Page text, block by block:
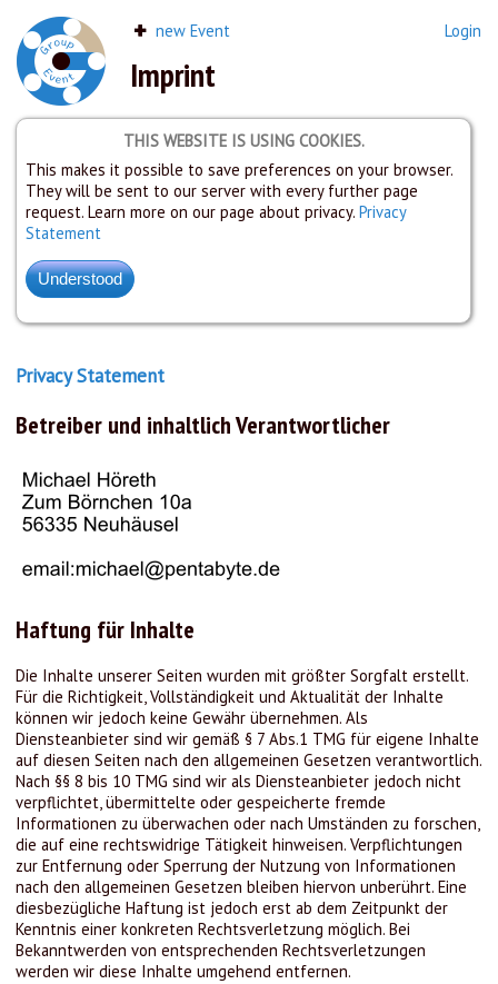
new Event Login
Imprint
THIS WEBSITE IS USING COOKIES.
This makes it possible to save preferences on your browser.
They will be sent to our server with every further page
request. Learn more on our page about privacy. Privacy
Statement
Privacy Statement
Betreiber und inhaltlich Verantwortlicher
Haftung für Inhalte
Die Inhalte unserer Seiten wurden mit größter Sorgfalt erstellt.
Für die Richtigkeit, Vollständigkeit und Aktualität der Inhalte
können wir jedoch keine Gewähr übernehmen. Als
Diensteanbieter sind wir gemäß § 7 Abs.1 TMG für eigene Inhalte
auf diesen Seiten nach den allgemeinen Gesetzen verantwortlich.
Nach §§ 8 bis 10 TMG sind wir als Diensteanbieter jedoch nicht
verpflichtet, übermittelte oder gespeicherte fremde
Informationen zu überwachen oder nach Umständen zu forschen,
die auf eine rechtswidrige Tätigkeit hinweisen. Verpflichtungen
zur Entfernung oder Sperrung der Nutzung von Informationen
nach den allgemeinen Gesetzen bleiben hiervon unberührt. Eine
diesbezügliche Haftung ist jedoch erst ab dem Zeitpunkt der
Kenntnis einer konkreten Rechtsverletzung möglich. Bei
Bekanntwerden von entsprechenden Rechtsverletzungen
werden wir diese Inhalte umgehend entfernen.